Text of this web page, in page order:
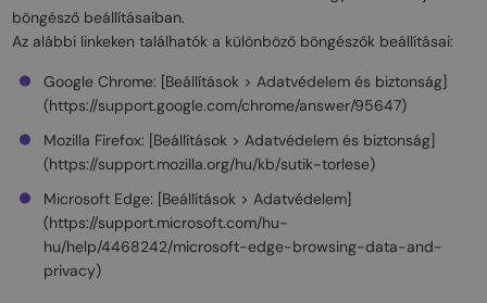
böngésző beállításaiban.
Az alábbi linkeken találhatók a különböző böngészők beállításai:
Google Chrome: [Beállítások > Adatvédelem és biztonság]
(https://support.google.com/chrome/answer/95647)
Mozilla Firefox: [Beállítások > Adatvédelem és biztonság]
(https://support.mozilla.org/hu/kb/sutik-torlese)
Microsoft Edge: [Beállítások > Adatvédelem]
(https://support.microsoft.com/hu-
hu/help/4468242/microsoft-edge-browsing-data-and-
privacy)